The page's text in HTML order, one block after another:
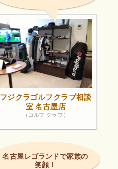
フジクラゴルフクラブ相談
室 名古屋店
（ゴルフ クラブ）
名古屋レゴランドで家族の
笑顔！